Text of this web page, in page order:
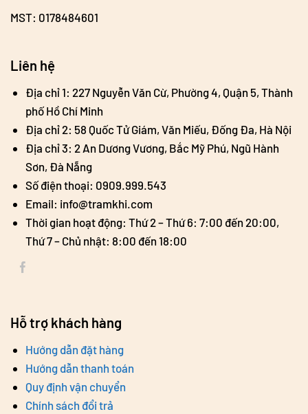
MST: 0178484601
Liên hệ
Địa chỉ 1: 227 Nguyễn Văn Cừ, Phường 4, Quận 5, Thành
phố Hồ Chí Minh
Địa chỉ 2: 58 Quốc Tử Giám, Văn Miếu, Đống Đa, Hà Nội
Địa chỉ 3: 2 An Dương Vương, Bắc Mỹ Phú, Ngũ Hành
Sơn, Đà Nẵng
Số điện thoại: 0909.999.543
Email: info@tramkhi.com
Thời gian hoạt động: Thứ 2 – Thứ 6: 7:00 đến 20:00,
Thứ 7 – Chủ nhật: 8:00 đến 18:00
Hỗ trợ khách hàng
Hướng dẫn đặt hàng
Hướng dẫn thanh toán
Quy định vận chuyển
Chính sách đổi trả